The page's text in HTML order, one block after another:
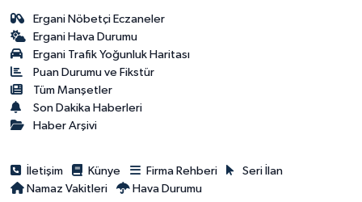
Ergani Nöbetçi Eczaneler
Ergani Hava Durumu
Ergani Trafik Yoğunluk Haritası
Puan Durumu ve Fikstür
Tüm Manşetler
Son Dakika Haberleri
Haber Arşivi
İletişim Künye Firma Rehberi
Seri İlan
Namaz Vakitleri
Hava Durumu